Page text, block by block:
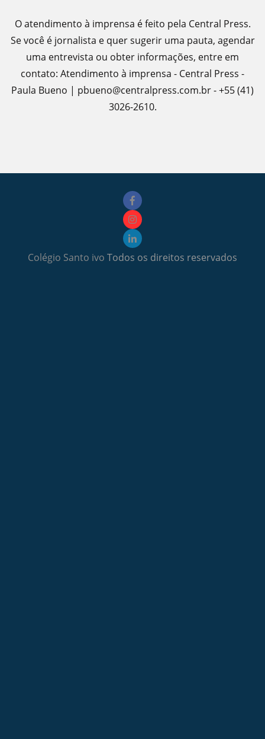
O atendimento à imprensa é feito pela Central Press.
Se você é jornalista e quer sugerir uma pauta, agendar
uma entrevista ou obter informações, entre em
contato: Atendimento à imprensa - Central Press -
Paula Bueno | pbueno@centralpress.com.br - +55 (41)
3026-2610.
Colégio Santo ivo Todos os direitos reservados